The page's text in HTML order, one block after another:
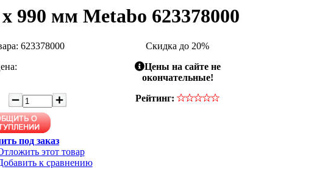
990 мм Metabo 623378000
623378000
под заказ
этот товар
к сравнению
Скидка до 20%
Цены на сайте не
окончательные!
Рейтинг: